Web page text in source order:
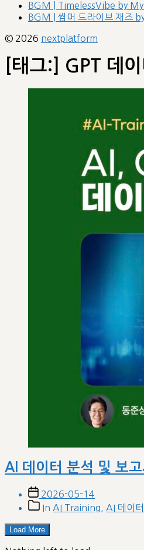
BGM | TimelessVibe by
BGM | 썸머 드라이브 재즈
© 2026 nextplatform
[태그:] GPT 데
AI 데이터 분석 및 보
Post
date
2026-05-14
PostIn AI Training AI 데이
Load More